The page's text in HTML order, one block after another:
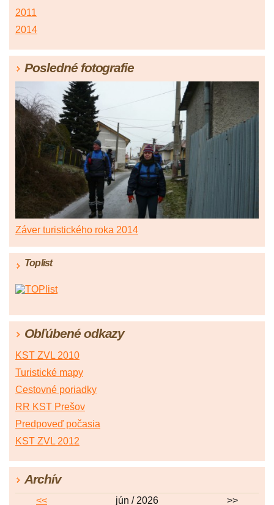
2011
2014
Posledné fotografie
Záver turistického roka 2014
Toplist
Obľúbené odkazy
KST ZVL 2010
Turistické mapy
Cestovné poriadky
RR KST Prešov
Predpoveď počasia
KST ZVL 2012
Archív
<< jún / 2026 >>